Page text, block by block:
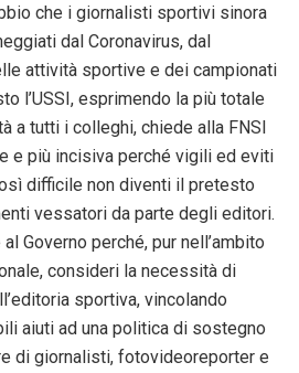
che i giornalisti sportivi sinora
dal Coronavirus, dal
attività sportive e dei campionati
l’USSI, esprimendo la più totale
a tutti i colleghi, chiede alla FNSI
e più incisiva perché vigili ed eviti
difficile non diventi il pretesto
vessatori da parte degli editori.
Governo perché, pur nell’ambito
consideri la necessità di
sportiva, vincolando
aiuti ad una politica di sostegno
di giornalisti, fotovideoreporter e